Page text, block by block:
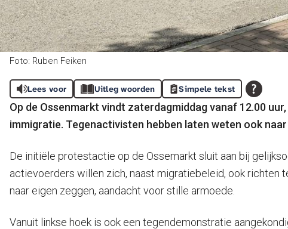
Foto: Ruben Feiken
Lees voor Uitleg woorden Simpele tekst
Op de Ossenmarkt vindt zaterdagmiddag vanaf 12.00
immigratie. Tegenactivisten hebben laten weten ook
De initiële protestactie op de Ossemarkt sluit aan bij
actievoerders willen zich, naast migratiebeleid, ook richten
naar eigen zeggen, aandacht voor stille armoede.
Vanuit linkse hoek is ook een tegendemonstratie